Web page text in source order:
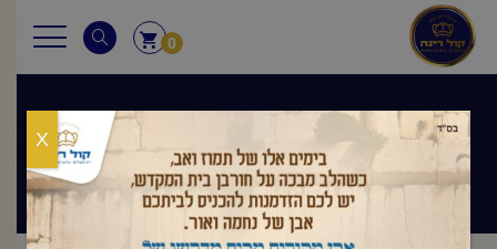
0
שיעורי הרב X